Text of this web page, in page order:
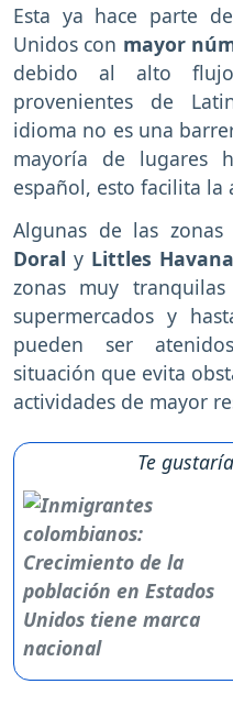
Esta ya hace parte
Unidos con mayor
debido al alto
provenientes de
idioma no es una
mayoría de lugares
español, esto facilita la
Algunas de las
Doraly Littles Havana
zonas muy
supermercados y
pueden ser
situación que evita
actividades de mayor
Te